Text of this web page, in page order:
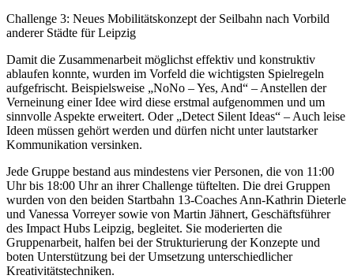
Challenge 3: Neues Mobilitätskonzept der Seilbahn nach Vorbild
anderer Städte für Leipzig
Damit die Zusammenarbeit möglichst effektiv und konstruktiv
ablaufen konnte, wurden im Vorfeld die wichtigsten Spielregeln
aufgefrischt. Beispielsweise „NoNo – Yes, And“ – Anstellen der
Verneinung einer Idee wird diese erstmal aufgenommen und um
sinnvolle Aspekte erweitert. Oder „Detect Silent Ideas“ – Auch leise
Ideen müssen gehört werden und dürfen nicht unter lautstarker
Kommunikation versinken.
Jede Gruppe bestand aus mindestens vier Personen, die von 11:00
Uhr bis 18:00 Uhr an ihrer Challenge tüftelten. Die drei Gruppen
wurden von den beiden Startbahn 13-Coaches Ann-Kathrin Dieterle
und Vanessa Vorreyer sowie von Martin Jähnert, Geschäftsführer
des Impact Hubs Leipzig, begleitet. Sie moderierten die
Gruppenarbeit, halfen bei der Strukturierung der Konzepte und
boten Unterstützung bei der Umsetzung unterschiedlicher
Kreativitätstechniken.